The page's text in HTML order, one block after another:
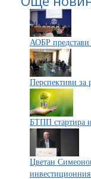
АОБР представи
Перспективи за
БТПП стартира
Цветан